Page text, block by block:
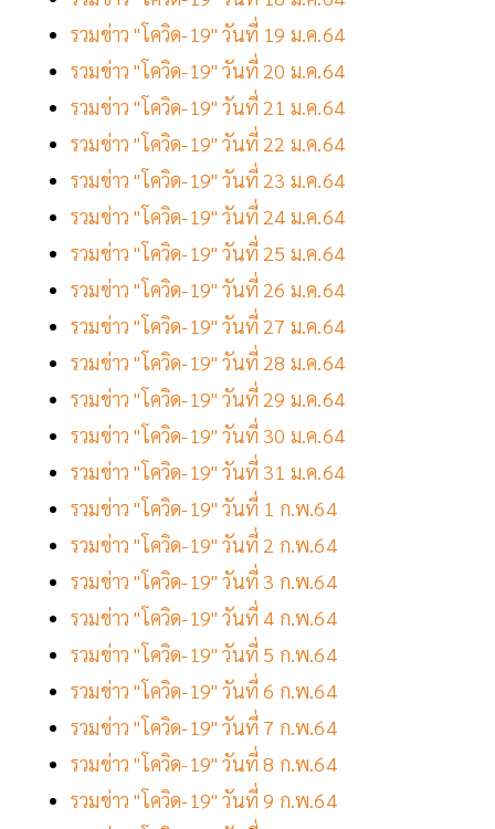
รวมข่าว "โควิด-19" วันที่ 19 ม.ค.64
รวมข่าว "โควิด-19" วันที่ 20 ม.ค.64
รวมข่าว "โควิด-19" วันที่ 21 ม.ค.64
รวมข่าว "โควิด-19" วันที่ 22 ม.ค.64
รวมข่าว "โควิด-19" วันที่ 23 ม.ค.64
รวมข่าว "โควิด-19" วันที่ 24 ม.ค.64
รวมข่าว "โควิด-19" วันที่ 25 ม.ค.64
รวมข่าว "โควิด-19" วันที่ 26 ม.ค.64
รวมข่าว "โควิด-19" วันที่ 27 ม.ค.64
รวมข่าว "โควิด-19" วันที่ 28 ม.ค.64
รวมข่าว "โควิด-19" วันที่ 29 ม.ค.64
รวมข่าว "โควิด-19" วันที่ 30 ม.ค.64
รวมข่าว "โควิด-19" วันที่ 31 ม.ค.64
รวมข่าว "โควิด-19" วันที่ 1 ก.พ.64
รวมข่าว "โควิด-19" วันที่ 2 ก.พ.64
รวมข่าว "โควิด-19" วันที่ 3 ก.พ.64
รวมข่าว "โควิด-19" วันที่ 4 ก.พ.64
รวมข่าว "โควิด-19" วันที่ 5 ก.พ.64
รวมข่าว "โควิด-19" วันที่ 6 ก.พ.64
รวมข่าว "โควิด-19" วันที่ 7 ก.พ.64
รวมข่าว "โควิด-19" วันที่ 8 ก.พ.64
รวมข่าว "โควิด-19" วันที่ 9 ก.พ.64